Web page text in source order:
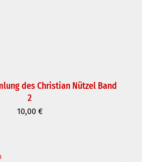
des Christian Nützel Band
2
10,00 €